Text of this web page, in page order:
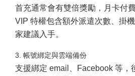
首充通常會有雙倍獎勵，月卡付
VIP 特權包含額外派遣次數、掛
家建議入手。
3. 帳號綁定與雲端備份
支援綁定 email、Facebook 等，